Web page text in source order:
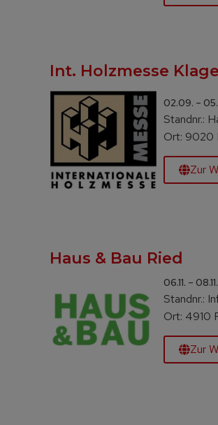
Int. Holzmesse
02.09. –
Standnr.:
Ort: 9020
Zur
Haus & Bau Ried
06.11. –
Standnr.:
Ort: 4910
Zur